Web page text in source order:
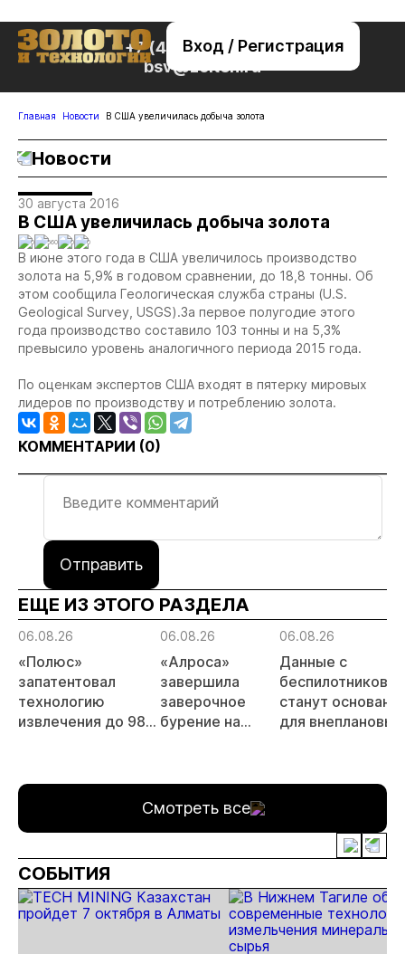
Вход / Регистрация
+7 (495) 221-76-32
bsv@zolteh.ru
Главная Новости В США увеличилась добыча золота
Новости
30 августа 2016
В США увеличилась добыча золота
0 560 0 0
В июне этого года в США увеличилось производство
золота на 5,9% в годовом сравнении, до 18,8 тонны. Об
этом сообщила Геологическая служба страны (U.S.
Geological Survey, USGS).За первое полугодие этого
года производство составило 103 тонны и на 5,3%
превысило уровень аналогичного периода 2015 года.
По оценкам экспертов США входят в пятерку мировых
лидеров по производству и потреблению золота.
КОММЕНТАРИИ (0)
Отправить
ЕЩЕ ИЗ ЭТОГО РАЗДЕЛА
06.08.26
«Полюс»
запатентовал
технологию
извлечения до 98%
шлака
06.08.26
«Алроса»
завершила
заверочное
бурение на
Дегдекан
06.08.26
Данные с
беспилотников
станут
для внеплановых
Смотреть все
СОБЫТИЯ